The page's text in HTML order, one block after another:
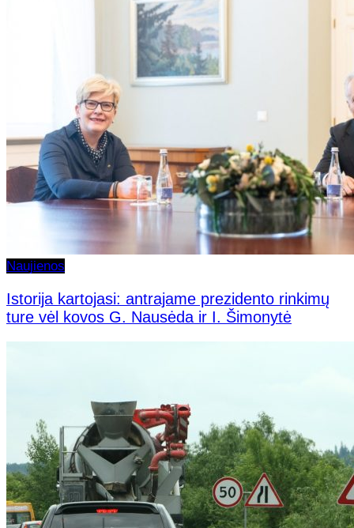
Naujienos
Istorija kartojasi: antrajame prezidento rinkimų
ture vėl kovos G. Nausėda ir I. Šimonytė